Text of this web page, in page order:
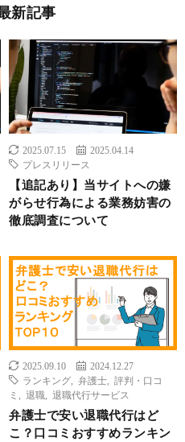
新記事
2025.07.15
2025.04.14
プレスリリース
【追記あり】当サイトへの嫌
がらせ行為による業務妨害の
徹底調査について
2025.09.10
2024.12.27
ランキング
弁護士
評判・口コ
ミ
退職 退職代行サービス
弁護士で安い退職代行はど
こ？口コミおすすめランキン